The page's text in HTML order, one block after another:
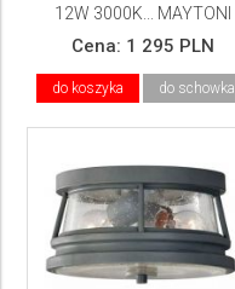
12W 3000K... MAYTONI
Cena: 1 295 PLN
do koszyka do schowka